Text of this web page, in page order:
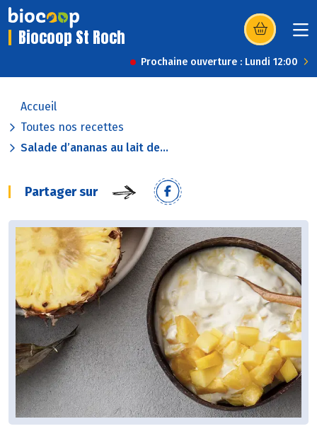
Biocoop St Roch (s’ouvre dans
Prochaine ouverture : Lundi 12:00
Accueil
Toutes nos recettes
Salade d’ananas au lait de...
Partager sur